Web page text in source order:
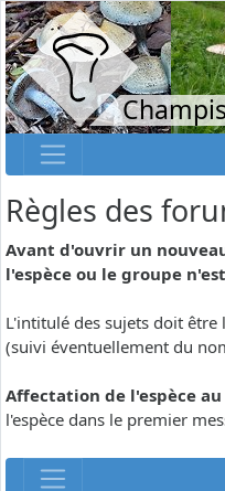
Règles des
Avant d'ouvrir un
l'espèce ou le groupe
L'intitulé des sujets doit être
(suivi éventuellement du
Affectation de l'espèce
l'espèce dans le premier